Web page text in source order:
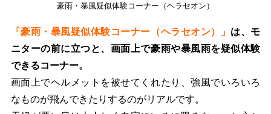
豪雨・暴風疑似体験コーナー（ヘラセオン）
「豪雨・暴風疑似体験コーナー（ヘラセオン）」 は、モ
ニターの前に立つと、画面上で豪雨や暴風雨を疑似体験
できるコーナー。
画面上でヘルメットを被せてくれたり、強風でいろいろ
なものが飛んできたりするのがリアルです。